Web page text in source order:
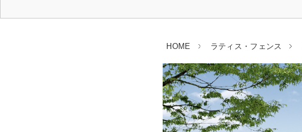
HOME ラティス・フェンス